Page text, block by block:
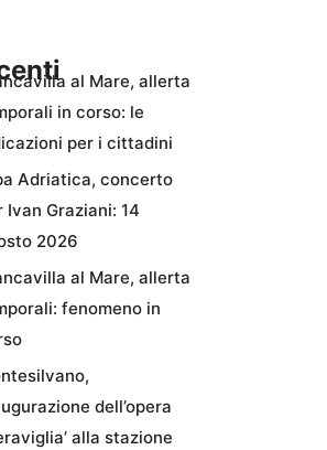
al Mare, allerta
in corso: le
per i cittadini
Adriatica, concerto
Ivan Graziani: 14
2026
al Mare, allerta
fenomeno in
dell’opera
alla stazione